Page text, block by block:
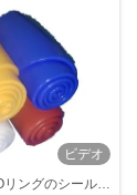
ビデオ
ングのシールの